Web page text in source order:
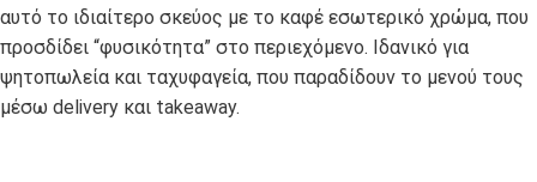
αυτό το ιδιαίτερο σκεύος με το καφέ εσωτερικό χρώμα, που
προσδίδει “φυσικότητα” στο περιεχόμενο. Ιδανικό για
ψητοπωλεία και ταχυφαγεία, που παραδίδουν το μενού τους
μέσω delivery και takeaway.